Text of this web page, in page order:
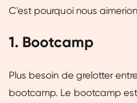
C'est pourquoi nous
1. Bootcamp
Plus besoin de grelotter
bootcamp. Le bootcamp